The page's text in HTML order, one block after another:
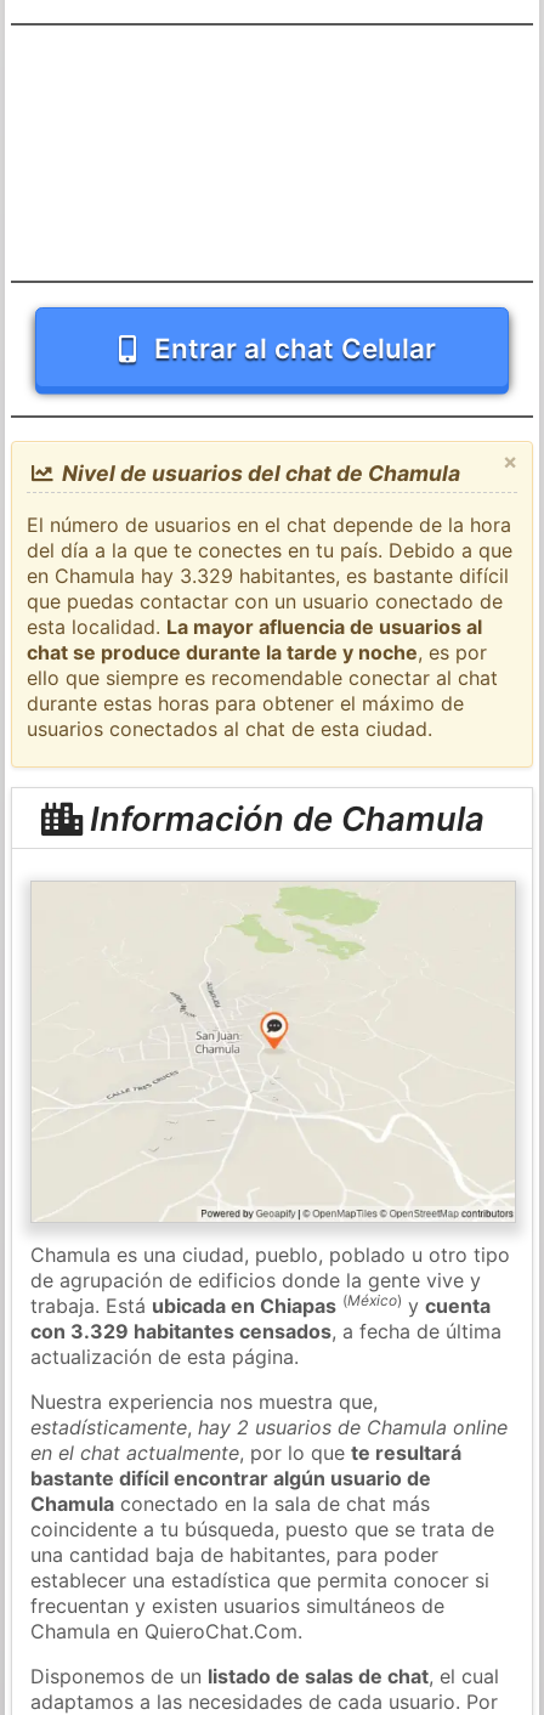
Entrar al chat Celular
×
Nivel de usuarios del chat de Chamula
El número de usuarios en el chat depende de la hora
del día a la que te conectes en tu país. Debido a que
en Chamula hay 3.329 habitantes, es bastante difícil
que puedas contactar con un usuario conectado de
esta localidad. La mayor afluencia de usuarios al
chat se produce durante la tarde y noche, es por
ello que siempre es recomendable conectar al chat
durante estas horas para obtener el máximo de
usuarios conectados al chat de esta ciudad.
Información de Chamula
Chamula es una ciudad, pueblo, poblado u otro tipo
de agrupación de edificios donde la gente vive y
trabaja. Está ubicada en Chiapas (México) ycuenta
con 3.329 habitantes censados, a fecha de última
actualización de esta página.
Nuestra experiencia nos muestra que,
estadísticamente,hay 2 usuarios de Chamula online
en el chat actualmente, por lo quete resultará
bastante difícil encontrar algún usuario de
Chamula conectado en la sala de chat más
coincidente a tu búsqueda, puesto que se trata de
una cantidad baja de habitantes, para poder
establecer una estadística que permita conocer si
frecuentan y existen usuarios simultáneos de
Chamula en QuieroChat.Com.
Disponemos de un listado de salas de chat, el cual
adaptamos a las necesidades de cada usuario. Por